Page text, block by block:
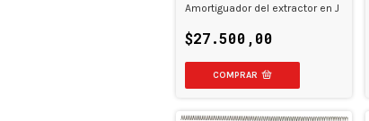
Amortiguador del extractor en J
$27.500,00